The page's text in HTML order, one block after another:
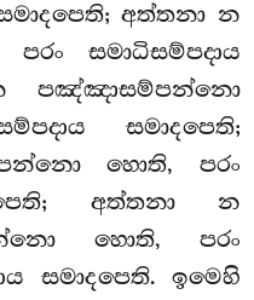
අත්තනා න
සමාධිසම්පදාය
පඤ්ඤාසම්පන්නො
සමාදපෙති;
හොති, පරං
අත්තනා න
හොති, පරං
සමාදපෙති. ඉමෙහි